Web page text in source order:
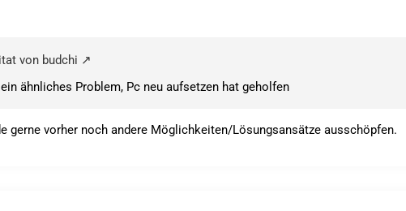
von budchi
ähnliches Problem, Pc neu aufsetzen hat geholfen
gerne vorher noch andere Möglichkeiten/Lösungsansätze ausschöpfen.